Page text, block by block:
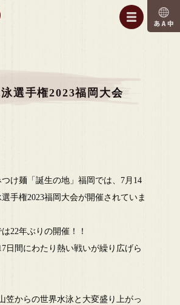
選手権2023福岡大会
け麺「誕生の地」福岡では、7月14
手権2023福岡大会が開催されていま
22年ぶりの開催！！
日間にわたり熱い戦いが繰り広げら
笠からの世界水泳と大変盛り上がっ